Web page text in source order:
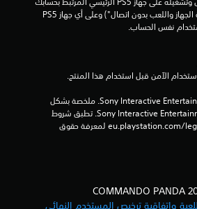
ا
ق
ي
ا
نفس الحساب.
واتفاقية ترخيص المستخدم النهائي